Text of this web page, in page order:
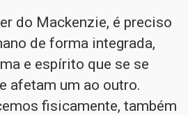
do Mackenzie, é preciso
de forma integrada,
e espírito que se se
afetam um ao outro.
fisicamente, também